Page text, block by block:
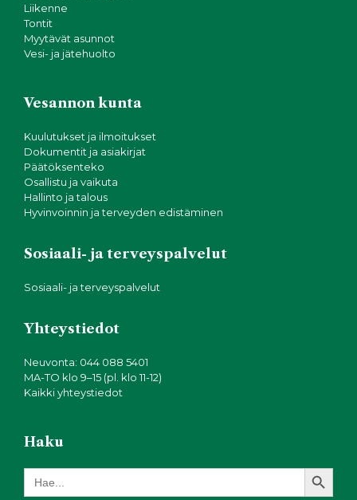
Liikenne
Tontit
Myytävät asunnot
Vesi- ja jätehuolto
Vesannon kunta
Kuulutukset ja ilmoitukset
Dokumentit ja asiakirjat
Päätöksenteko
Osallistu ja vaikuta
Hallinto ja talous
Hyvinvoinnin ja terveyden edistäminen
Sosiaali- ja terveyspalvelut
Sosiaali- ja terveyspalvelut
Yhteystiedot
Neuvonta: 044 088 5401
MA-TO klo 9–15 (pl. klo 11-12)
Kaikki yhteystiedot
Haku
Search
for:
Search Button